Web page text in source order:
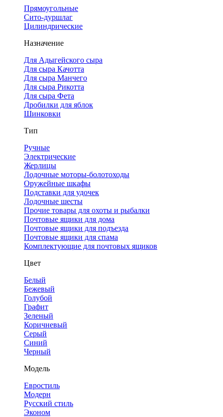
Прямоугольные
Сито-дуршлаг
Цилиндрические
Назначение
Для Адыгейского сыра
Для сыра Качотта
Для сыра Манчего
Для сыра Рикотта
Для сыра Фета
Дробилки для яблок
Шинковки
Тип
Ручные
Электрические
Жерлицы
Лодочные моторы-болотоходы
Оружейные шкафы
Подставки для удочек
Лодочные шесты
Прочие товары для охоты и рыбалки
Почтовые ящики для дома
Почтовые ящики для подъезда
Почтовые ящики для спама
Комплектующие для почтовых ящиков
Цвет
Белый
Бежевый
Голубой
Графит
Зеленый
Коричневый
Серый
Синий
Черный
Модель
Евростиль
Модерн
Русский стиль
Эконом